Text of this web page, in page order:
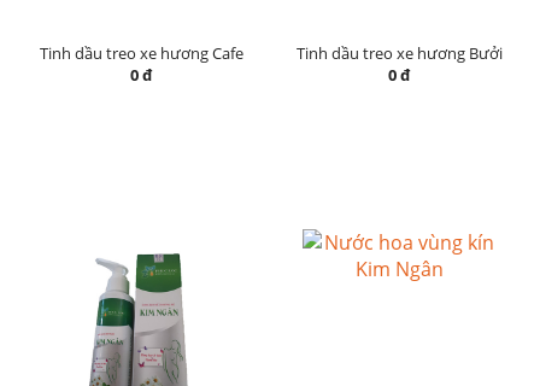
Tinh dầu treo xe hương Cafe
0 đ
Tinh dầu treo xe hương Bưởi
0 đ